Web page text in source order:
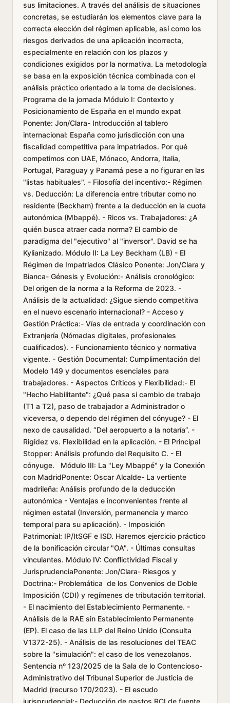
sus limitaciones. A través del análisis de situaciones
concretas, se estudiarán los elementos clave para la
correcta elección del régimen aplicable, así como los
riesgos derivados de una aplicación incorrecta,
especialmente en relación con los plazos y
condiciones exigidos por la normativa. La metodología
se basa en la exposición técnica combinada con el
análisis práctico orientado a la toma de decisiones.
Programa de la jornada Módulo I: Contexto y
Posicionamiento de España en el mundo expat
Ponente: Jon/Clara- Introducción al tablero
internacional: España como jurisdicción con una
fiscalidad competitiva para impatriados. Por qué
competimos con UAE, Mónaco, Andorra, Italia,
Portugal, Paraguay y Panamá pese a no figurar en las
"listas habituales". - Filosofía del incentivo:- Régimen
vs. Deducción: La diferencia entre tributar como no
residente (Beckham) frente a la deducción en la cuota
autonómica (Mbappé). - Ricos vs. Trabajadores: ¿A
quién busca atraer cada norma? El cambio de
paradigma del "ejecutivo" al "inversor". David se ha
Kylianizado. Módulo II: La Ley Beckham (LB) - El
Régimen de Impatriados Clásico Ponente: Jon/Clara y
Bianca- Génesis y Evolución:- Análisis cronológico:
Del origen de la norma a la Reforma de 2023. -
Análisis de la actualidad: ¿Sigue siendo competitiva
en el nuevo escenario internacional? - Acceso y
Gestión Práctica:- Vías de entrada y coordinación con
Extranjería (Nómadas digitales, profesionales
cualificados). - Funcionamiento técnico y normativa
vigente. - Gestión Documental: Cumplimentación del
Modelo 149 y documentos esenciales para
trabajadores. - Aspectos Críticos y Flexibilidad:- El
"Hecho Habilitante": ¿Qué pasa si cambio de trabajo
(T1 a T2), paso de trabajador a Administrador o
viceversa, o dependo del régimen del cónyuge? - El
nexo de causalidad. “Del aeropuerto a la notaría”. -
Rigidez vs. Flexibilidad en la aplicación. - El Principal
Stopper: Análisis profundo del Requisito C. - El
cónyuge. Módulo III: La "Ley Mbappé" y la Conexión
con MadridPonente: Oscar Alcalde- La vertiente
madrileña: Análisis profundo de la deducción
autonómica - Ventajas e inconvenientes frente al
régimen estatal (Inversión, permanencia y marco
temporal para su aplicación). - Imposición
Patrimonial: IP/ItSGF e ISD. Haremos ejercicio práctico
de la bonificación circular "OA". - Últimas consultas
vinculantes. Módulo IV: Conflictividad Fiscal y
JurisprudenciaPonente: Jon/Clara- Riesgos y
Doctrina:- Problemática de los Convenios de Doble
Imposición (CDI) y regímenes de tributación territorial.
- El nacimiento del Establecimiento Permanente. -
Análisis de la RAE sin Establecimiento Permanente
(EP). El caso de las LLP del Reino Unido (Consulta
V1372-25). - Análisis de las resoluciones del TEAC
sobre la "simulación": el caso de los venezolanos.
Sentencia nº 123/2025 de la Sala de lo Contencioso-
Administrativo del Tribunal Superior de Justicia de
Madrid (recurso 170/2023). - El escudo
jurisprudencial:- Deducción de gastos RCI de fuente